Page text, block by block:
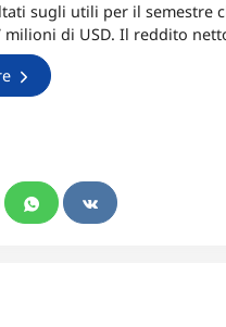
sugli utili per il semestre
di USD. Il reddito